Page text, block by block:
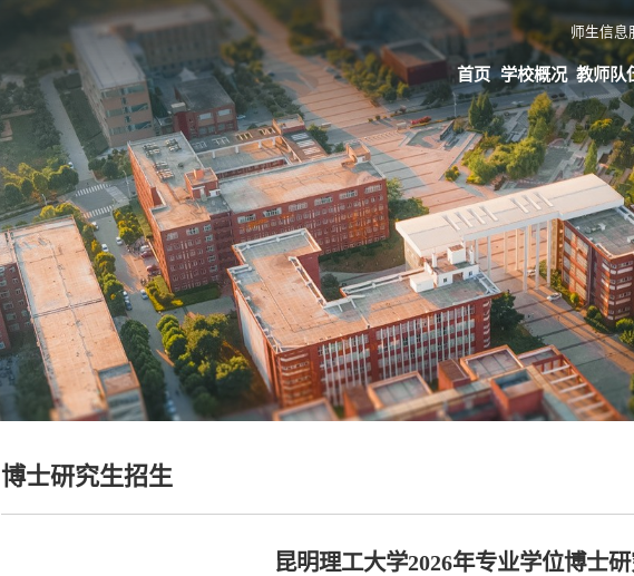
师生信息
首页 学校概况 教师队
博士研究生招生
昆明理工大学2026年专业学位博士